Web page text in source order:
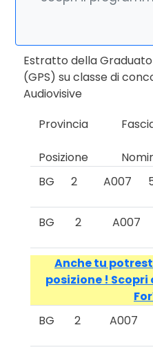
Estratto della
(GPS) su classe di
Audiovisive
Provincia
Posizione
BG
2 A007
BG 2 A007
Anche tu
posizione ! Scopri
BG
2 A007